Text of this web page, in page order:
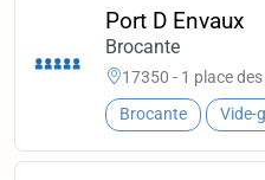
Port D Envaux
Brocante
17350 - 1 place
Brocante Vide-